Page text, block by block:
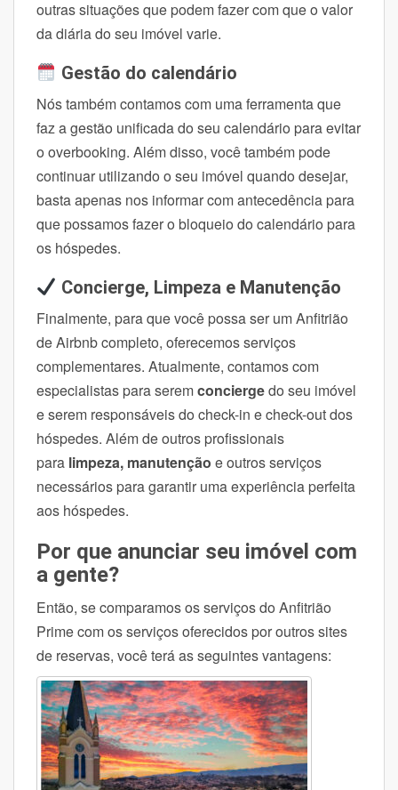
outras situações que podem fazer com que o valor
da diária do seu imóvel varie.
Gestão do calendário
Nós também contamos com uma ferramenta que
faz a gestão unificada do seu calendário para evitar
o overbooking. Além disso, você também pode
continuar utilizando o seu imóvel quando desejar,
basta apenas nos informar com antecedência para
que possamos fazer o bloqueio do calendário para
os hóspedes.
Concierge, Limpeza e Manutenção
Finalmente, para que você possa ser um Anfitrião
de Airbnb completo, oferecemos serviços
complementares. Atualmente, contamos com
especialistas para seremconciergedo seu imóvel
e serem responsáveis do check-in e check-out dos
hóspedes. Além de outros profissionais
para limpeza, manutenção e outros serviços
necessários para garantir uma experiência perfeita
aos hóspedes.
Por que anunciar seu imóvel com
a gente?
Então, se comparamos os serviços do Anfitrião
Prime com os serviços oferecidos por outros sites
de reservas, você terá as seguintes vantagens: